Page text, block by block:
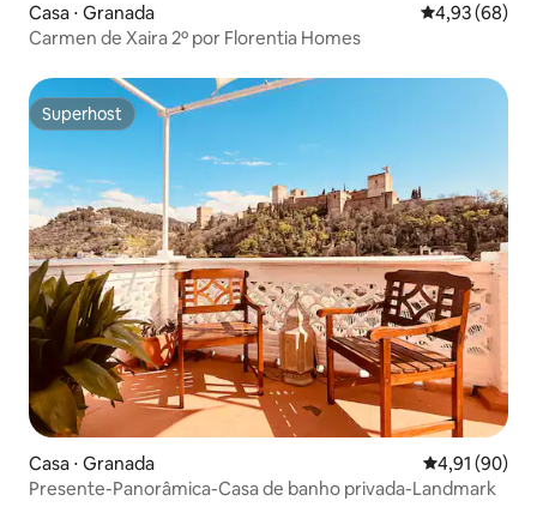
Casa ⋅ Granada 4,93 de uma
4,93 (68)
Carmen de Xaira 2º por Florentia Homes
Superhost
Superhost
Casa ⋅ Granada 4,91 de uma
4,91 (90)
Presente-Panorâmica-Casa de banho privada-Landmark